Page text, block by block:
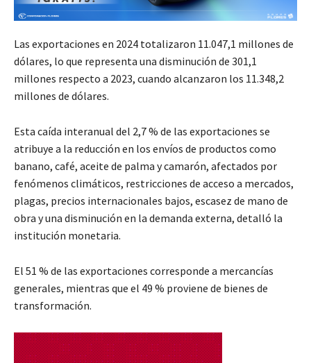
Las exportaciones en 2024 totalizaron 11.047,1 millones de
dólares, lo que representa una disminución de 301,1
millones respecto a 2023, cuando alcanzaron los 11.348,2
millones de dólares.
Esta caída interanual del 2,7 % de las exportaciones se
atribuye a la reducción en los envíos de productos como
banano, café, aceite de palma y camarón, afectados por
fenómenos climáticos, restricciones de acceso a mercados,
plagas, precios internacionales bajos, escasez de mano de
obra y una disminución en la demanda externa, detalló la
institución monetaria.
El 51 % de las exportaciones corresponde a mercancías
generales, mientras que el 49 % proviene de bienes de
transformación.